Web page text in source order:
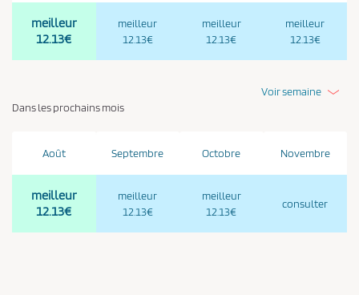
meilleur
12.13€
meilleur
12.13€
meilleur
12.13€
meilleur
12.13€
Voir semaine
Dans les prochains mois
Août
meilleur
12.13€
Septembre
meilleur
12.13€
Octobre
meilleur
12.13€
Novembre
consulter